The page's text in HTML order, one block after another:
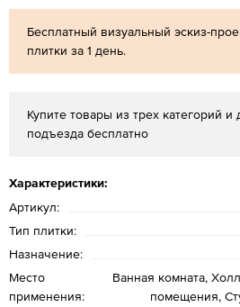
Бесплатный визуальный эскиз-
плитки за 1 день.
Купите товары из трех категорий и
подъезда бесплатно
Характеристики:
Артикул:
Тип плитки:
Назначение:
Место
применения:
Ванная комната,
помещения,